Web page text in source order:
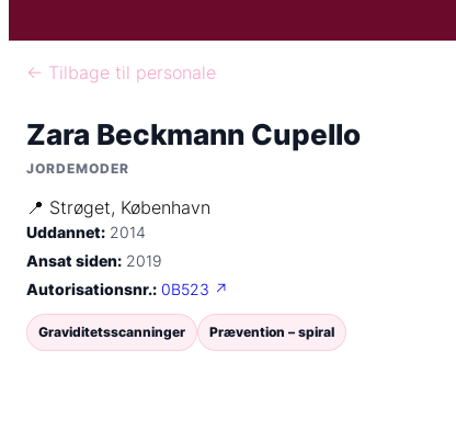
← Tilbage til personale
Zara Beckmann Cupello
JORDEMODER
📍 Strøget, København
Uddannet: 2014
Ansat siden: 2019
Autorisationsnr.: 0B523 ↗
Graviditetsscanninger Prævention – spiral